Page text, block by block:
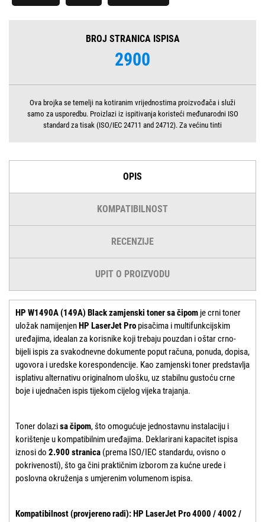
BROJ STRANICA ISPISA
2900
Ova brojka se temelji na kotiranim vrijednostima proizvođača i služi
samo za usporedbu. Proizlazi iz ispitivanja koristeći međunarodni ISO
standard za tisak (ISO/IEC 24711 and 24712). Za većinu tinti
OPIS
KOMPATIBILNOST
RECENZIJE
UPIT O PROIZVODU
HP W1490A (149A) Black zamjenski toner sa čipom je crni toner
uložak namijenjenHP LaserJet Pro pisačima i multifunkcijskim
uređajima, idealan za korisnike koji trebaju pouzdan i oštar crno-
bijeli ispis za svakodnevne dokumente poput računa, ponuda, dopisa,
ugovora i uredske korespondencije. Kao zamjenski toner predstavlja
isplativu alternativu originalnom ulošku, uz stabilnu gustoću crne
boje i ujednačen ispis tijekom cijelog vijeka trajanja.
Toner dolazisa čipom, što omogućuje jednostavnu instalaciju i
korištenje u kompatibilnim uređajima. Deklarirani kapacitet ispisa
iznosi do 2.900 stranica (prema ISO/IEC standardu, ovisno o
pokrivenosti), što ga čini praktičnim izborom za kućne urede i
poslovna okruženja s umjerenim volumenom ispisa.
Kompatibilnost (provjereno radi):HP LaserJet Pro 4000 / 4002 /